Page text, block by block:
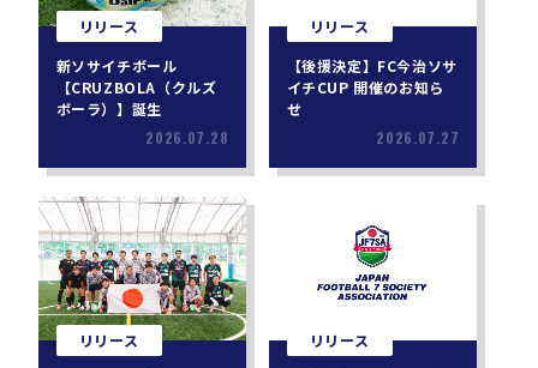
リリース
新ソサイチボール
【CRUZBOLA（クルズ
ボーラ）】誕生
2026.07.28
リリース
【後援決定】FC今治ソサ
イチCUP 開催のお知ら
せ
2026.07.27
リリース
リリース